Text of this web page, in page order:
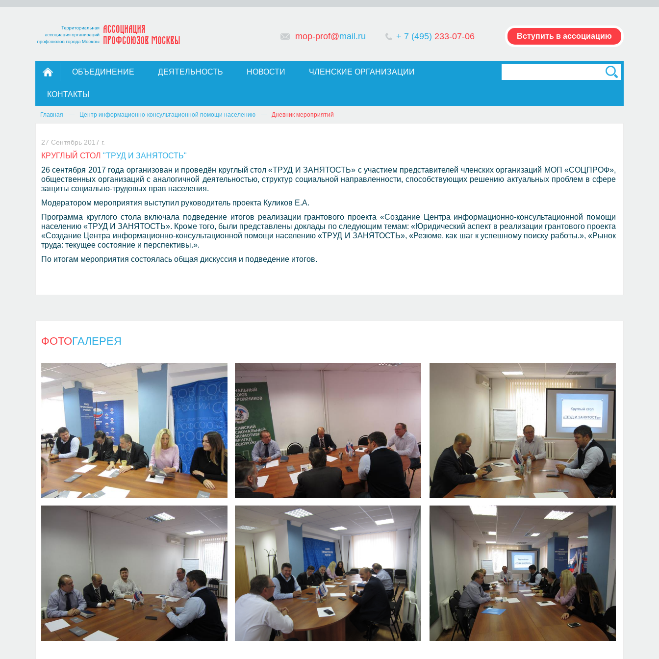
Вступить в ассоциацию
mop-prof@mail.ru + 7 (495) 233-07-06
ОБЪЕДИНЕНИЕ ДЕЯТЕЛЬНОСТЬ НОВОСТИ ЧЛЕНСКИЕ ОРГАНИЗАЦИИ
КОНТАКТЫ
Главная Центр информационно-консультационной помощи населению Дневник мероприятий
27 Сентябрь 2017 г.
КРУГЛЫЙ СТОЛ "ТРУД И ЗАНЯТОСТЬ"
26 сентября 2017 года организован и проведён круглый стол «ТРУД И ЗАНЯТОСТЬ» с участием представителей членских организаций МОП «СОЦПРОФ»,
общественных организаций с аналогичной деятельностью, структур социальной направленности, способствующих решению актуальных проблем в сфере
защиты социально-трудовых прав населения.
Модератором мероприятия выступил руководитель проекта Куликов Е.А.
Программа круглого стола включала подведение итогов реализации грантового проекта «Создание Центра информационно-консультационной помощи
населению «ТРУД И ЗАНЯТОСТЬ». Кроме того, были представлены доклады по следующим темам: «Юридический аспект в реализации грантового проекта
«Создание Центра информационно-консультационной помощи населению «ТРУД И ЗАНЯТОСТЬ», «Резюме, как шаг к успешному поиску работы.», «Рынок
труда: текущее состояние и перспективы.».
По итогам мероприятия состоялась общая дискуссия и подведение итогов.
ФОТОГАЛЕРЕЯ